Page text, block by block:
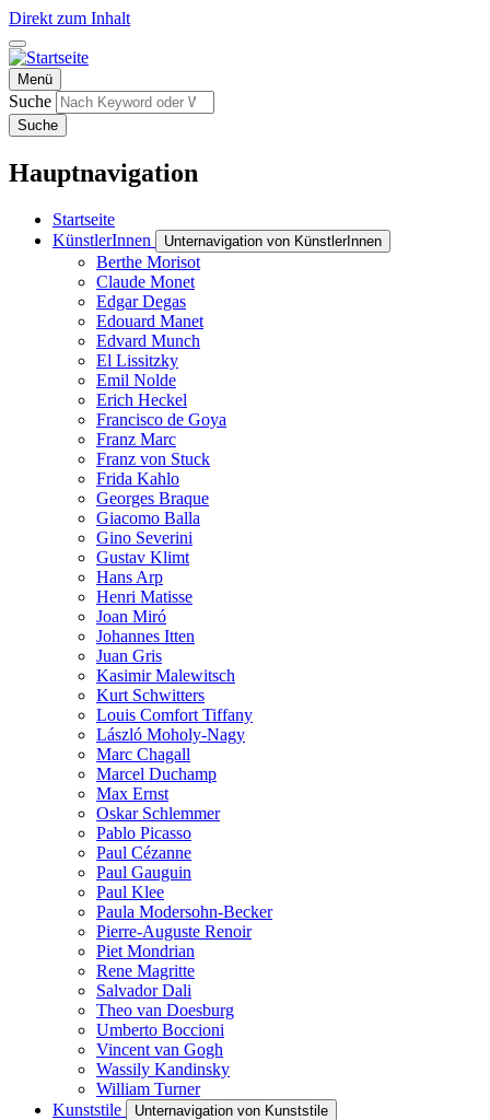
Direkt zum Inhalt
Menü
Suche
Suche
Hauptnavigation
Startseite
KünstlerInnen
Unternavigation von KünstlerInnen
Berthe Morisot
Claude Monet
Edgar Degas
Edouard Manet
Edvard Munch
El Lissitzky
Emil Nolde
Erich Heckel
Francisco de Goya
Franz Marc
Franz von Stuck
Frida Kahlo
Georges Braque
Giacomo Balla
Gino Severini
Gustav Klimt
Hans Arp
Henri Matisse
Joan Miró
Johannes Itten
Juan Gris
Kasimir Malewitsch
Kurt Schwitters
Louis Comfort Tiffany
László Moholy-Nagy
Marc Chagall
Marcel Duchamp
Max Ernst
Oskar Schlemmer
Pablo Picasso
Paul Cézanne
Paul Gauguin
Paul Klee
Paula Modersohn-Becker
Pierre-Auguste Renoir
Piet Mondrian
Rene Magritte
Salvador Dali
Theo van Doesburg
Umberto Boccioni
Vincent van Gogh
Wassily Kandinsky
William Turner
Kunststile
Unternavigation von Kunststile